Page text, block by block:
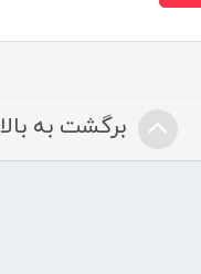
برگشت به بالا